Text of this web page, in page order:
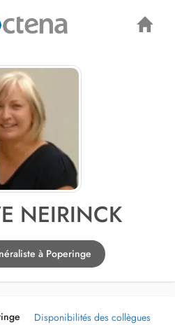
NEIRINCK
à Poperinge
Disponibilités des collègues